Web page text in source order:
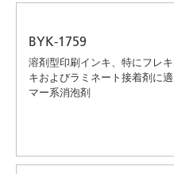
BYK-1759
溶剤型印刷インキ、特にフレ
キおよびラミネート接着剤に
マー系消泡剤